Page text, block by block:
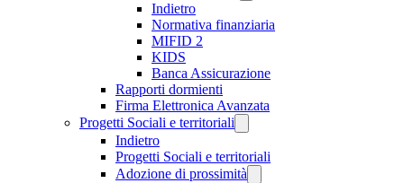
Indietro
Normativa finanziaria
MIFID 2
KIDS
Banca Assicurazione
Rapporti dormienti
Firma Elettronica Avanzata
Progetti Sociali e territoriali
Indietro
Progetti Sociali e territoriali
Adozione di prossimità